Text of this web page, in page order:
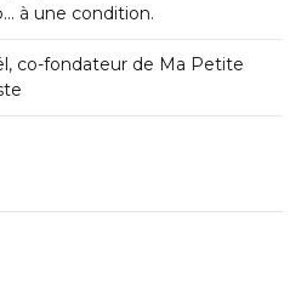
à une condition.
co-fondateur de Ma Petite